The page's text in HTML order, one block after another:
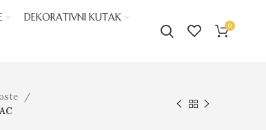
DEKORATIVNI KUTAK
0